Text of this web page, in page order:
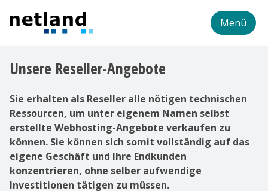
Menü
Unsere Reseller-Angebote
Sie erhalten als Reseller alle nötigen technischen
Ressourcen, um unter eigenem Namen selbst
erstellte Webhosting-Angebote verkaufen zu
können. Sie können sich somit vollständig auf das
eigene Geschäft und Ihre Endkunden
konzentrieren, ohne selber aufwendige
Investitionen tätigen zu müssen.